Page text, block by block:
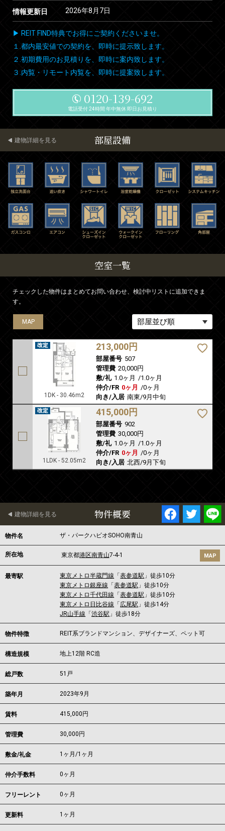
情報更新日 2026年8月7日
▶ REIT FIND特典でお得にご契約くださいませ。
１.都内最安値での契約を、即時に提示致します。
２.初期費用のお見積りを、即時に案内致します。
３.内覧・リモート内覧を、即時に提案致します。
0120-139-692
電話受付 24時間 年中無休 即日お見積り
部屋設備
建物詳細を見る
空室一覧
チェックした物件はまとめてお問い合わせ、検討中リストに追加できま
す。
MAP
1DK - 30.46m2
213,000円
部屋番号 507
管理費 20,000円
敷/礼 1.0ヶ月 /1.0ヶ月
仲介/FR 0ヶ月 /0ヶ月
向き/入居 南東/9月中旬
MAP
1LDK - 52.05m2
415,000円
部屋番号 902
管理費 30,000円
敷/礼 1.0ヶ月 /1.0ヶ月
仲介/FR 0ヶ月 /0ヶ月
向き/入居 北西/9月下旬
物件概要
建物詳細を見る
物件名 ザ・パークハビオSOHO南青山
所在地 東京都港区南青山7-4-1 MAP
最寄駅 東京メトロ半蔵門線 「表参道駅 」徒歩10分
東京メトロ銀座線 「表参道駅 」徒歩10分
東京メトロ千代田線 「表参道駅 」徒歩10分
東京メトロ日比谷線 「 広尾駅 」徒歩14分
JR山手線 「渋谷駅 」徒歩18分
物件特徴 REIT系ブランドマンション、デザイナーズ、ペット可
構造規模 地上12階 RC造
総戸数 51戸
築年月 2023年9月
賃料 415,000 円
管理費 30,000円
敷金/礼金 1ヶ月/1ヶ月
仲介手数料 0ヶ月
フリーレント 0ヶ月
更新料 1ヶ月